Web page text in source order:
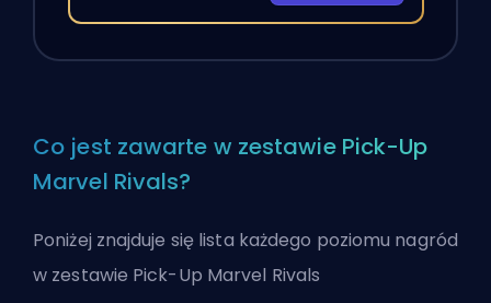
Co jest zawarte w zestawie Pick-Up
Marvel Rivals?
Poniżej znajduje się lista każdego poziomu nagród
w zestawie Pick-Up Marvel Rivals